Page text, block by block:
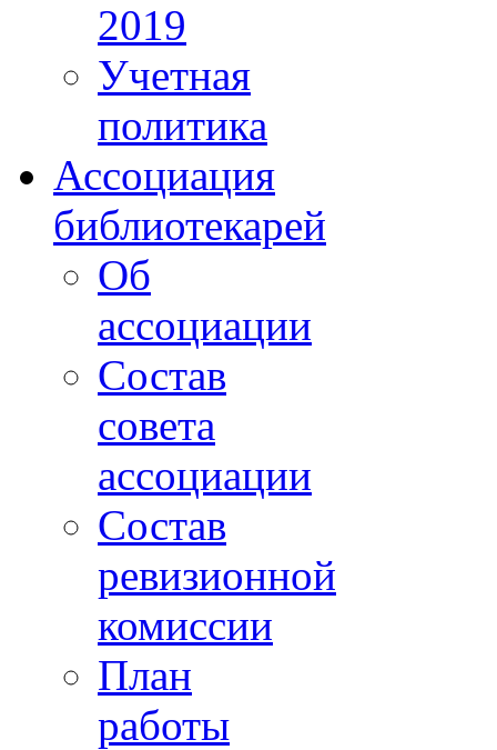
2019
Учетная
политика
Ассоциация
библиотекарей
Об
ассоциации
Состав
совета
ассоциации
Состав
ревизионной
комиссии
План
работы